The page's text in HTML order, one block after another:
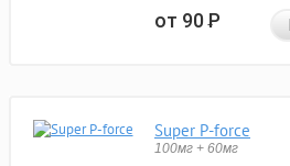
от 90Р
Super P-force
100мг + 60мг